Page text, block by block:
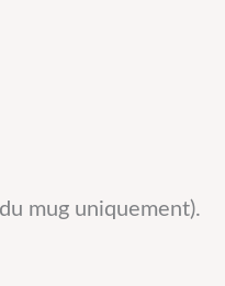
mug uniquement).